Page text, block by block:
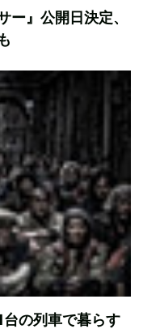
ー』公開日決定、
の列車で暮らす